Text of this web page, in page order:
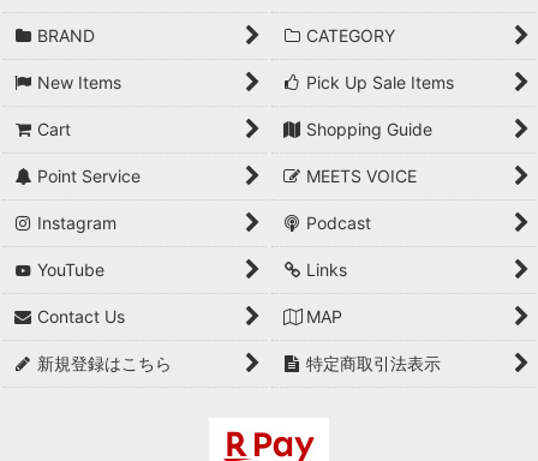
BRAND CATEGORY
New Items Pick Up Sale Items
Cart Shopping Guide
Point Service MEETS VOICE
Instagram Podcast
YouTube Links
Contact Us MAP
新規登録はこちら 特定商取引法表示